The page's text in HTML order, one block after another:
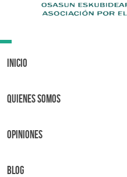
Toggle
Inicio
Quienes Somos
OPINIONES
BLOG